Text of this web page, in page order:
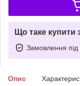
Що таке купити
Замовлення під
Опис